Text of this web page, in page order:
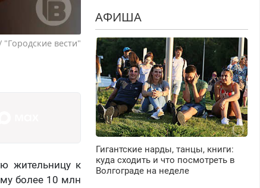
вести"
жительницу к
более 10 млн
АФИША
Гигантские нарды, танцы, книги:
куда сходить и что посмотреть в
Волгограде на неделе